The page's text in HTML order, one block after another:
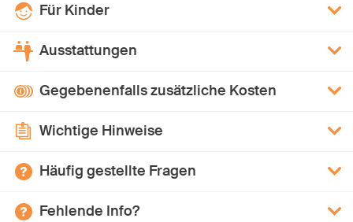
Für Kinder
Ausstattungen
Gegebenenfalls zusätzliche Kosten
Wichtige Hinweise
Häufig gestellte Fragen
Fehlende Info?